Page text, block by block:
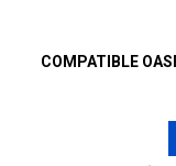
COMPATIBLE